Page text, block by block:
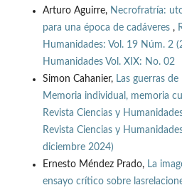
Arturo Aguirre, Necrofratría:
para una época de cadáveres ,
Humanidades: Vol. 19 Núm. 2
Humanidades Vol. XIX: No. 02
Simon Cahanier, Las guerras
Memoria individual, memoria
Revista Ciencias y
Revista Ciencias y
diciembre 2024)
Ernesto Méndez Prado, La
ensayo crítico sobre